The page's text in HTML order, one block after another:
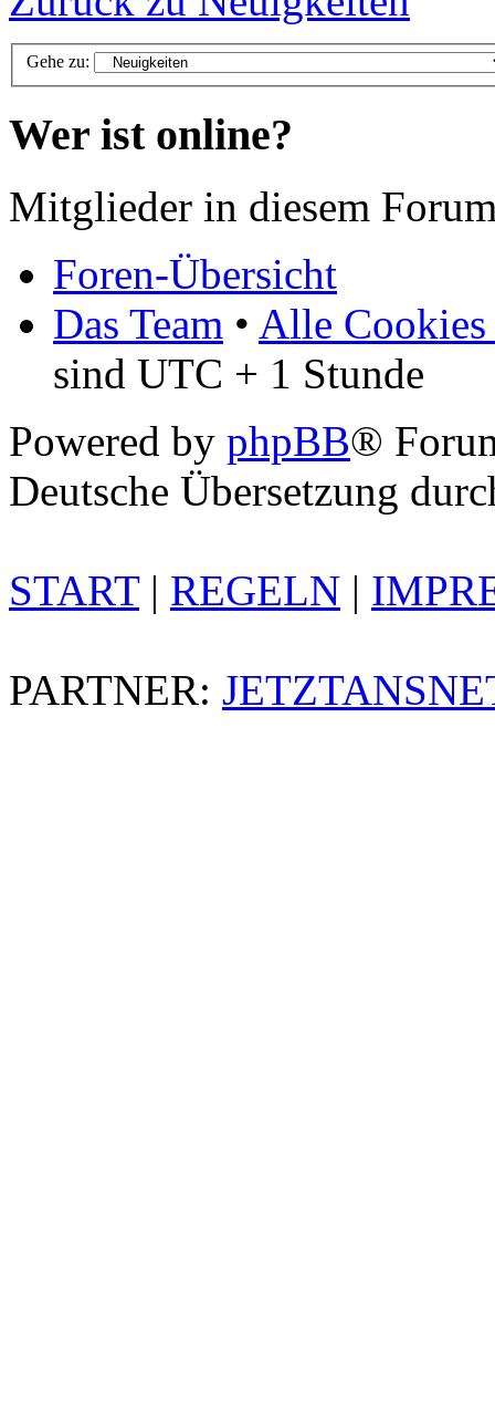
Gehe zu:
Wer ist online?
Mitglieder in diesem
Foren-Übersicht
Das Team • Alle Cookies
sind UTC + 1 Stunde
Powered by phpBB®
Deutsche Übersetzung
START| REGELN |
PARTNER: